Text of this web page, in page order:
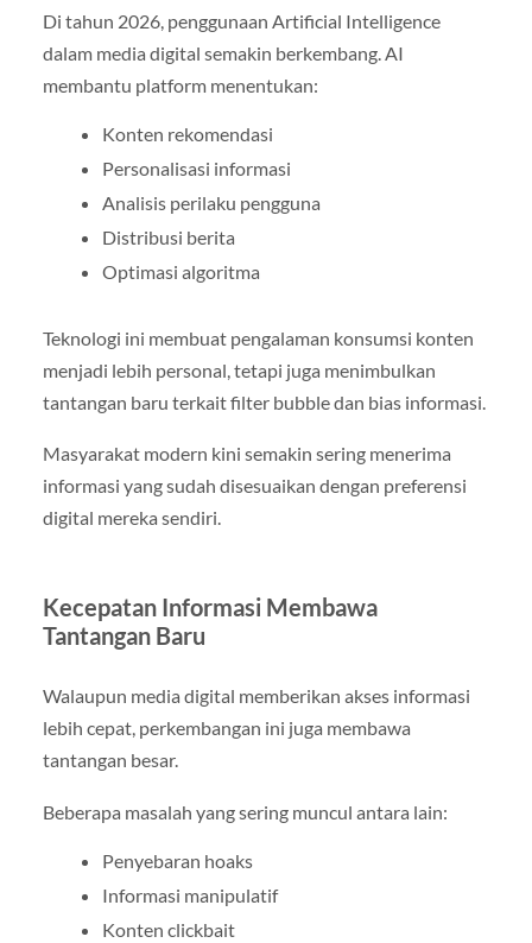
Di tahun 2026, penggunaan Artificial Intelligence
dalam media digital semakin berkembang. AI
membantu platform menentukan:
Konten rekomendasi
Personalisasi informasi
Analisis perilaku pengguna
Distribusi berita
Optimasi algoritma
Teknologi ini membuat pengalaman konsumsi konten
menjadi lebih personal, tetapi juga menimbulkan
tantangan baru terkait filter bubble dan bias informasi.
Masyarakat modern kini semakin sering menerima
informasi yang sudah disesuaikan dengan preferensi
digital mereka sendiri.
Kecepatan Informasi Membawa
Tantangan Baru
Walaupun media digital memberikan akses informasi
lebih cepat, perkembangan ini juga membawa
tantangan besar.
Beberapa masalah yang sering muncul antara lain:
Penyebaran hoaks
Informasi manipulatif
Konten clickbait